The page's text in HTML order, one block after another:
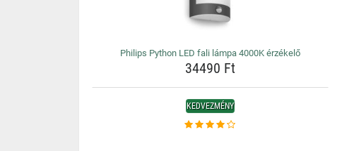
Philips Python LED fali lámpa 4000K érzékelő
34490 Ft
KEDVEZMÉNY